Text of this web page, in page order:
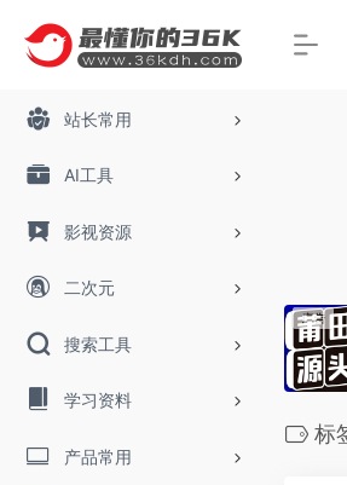
站长常用
AI工具
影视资源
二次元
搜索工具
学习资料
产品常用
标